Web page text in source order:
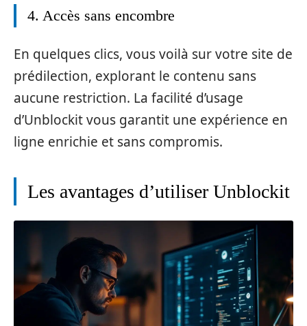
4. Accès sans encombre
En quelques clics, vous voilà sur votre site de
prédilection, explorant le contenu sans
aucune restriction. La facilité d’usage
d’Unblockit vous garantit une expérience en
ligne enrichie et sans compromis.
Les avantages d’utiliser Unblockit